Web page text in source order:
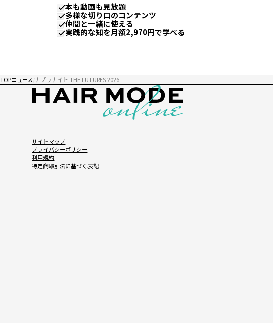
本も動画も見放題
多様な切り口のコンテンツ
仲間と一緒に使える
実践的な知を月額2,970円で学べる
TOPニュース ナプラナイト THE FUTURES 2026
サイトマップ
プライバシーポリシー
利用規約
特定商取引法に基づく表記